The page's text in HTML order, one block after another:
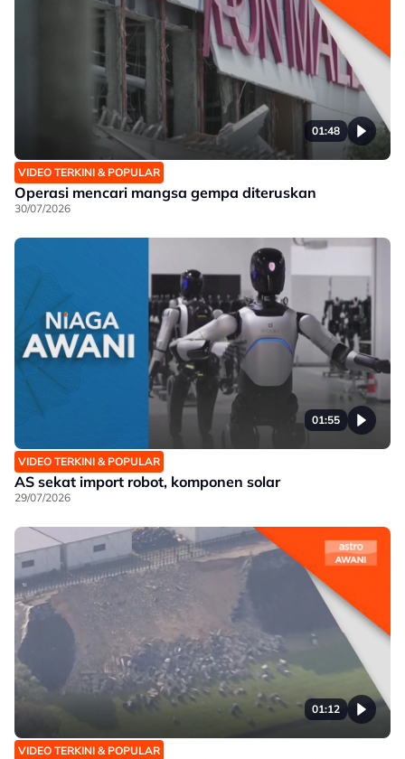
01:48
VIDEO TERKINI & POPULAR
Operasi mencari mangsa gempa diteruskan
30/07/2026
01:55
VIDEO TERKINI & POPULAR
AS sekat import robot, komponen solar
29/07/2026
01:12
VIDEO TERKINI & POPULAR